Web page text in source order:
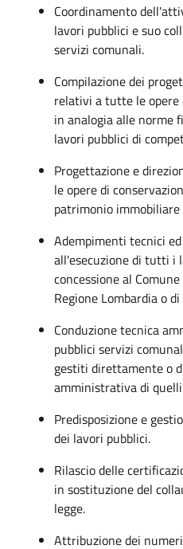
Coordinamento
lavori pubblici e suo
servizi comunali.
Compilazione dei
relativi a tutte le opere
in analogia alle norme
lavori pubblici di
Progettazione e
le opere di
patrimonio immobiliare
Adempimenti tecnici
all'esecuzione di tutti i
concessione al
Regione Lombardia o
Conduzione tecnica
pubblici servizi
gestiti direttamente o
amministrativa di
Predisposizione e
dei lavori pubblici.
Rilascio delle
in sostituzione del
legge.
Attribuzione dei